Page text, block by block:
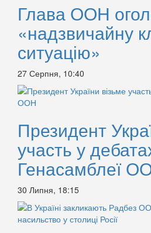
Глава ООН
«надзвичайну
ситуацію»
27 Серпня, 10:40
Президент
участь у
Генасамблеї
30 Липня, 18:15